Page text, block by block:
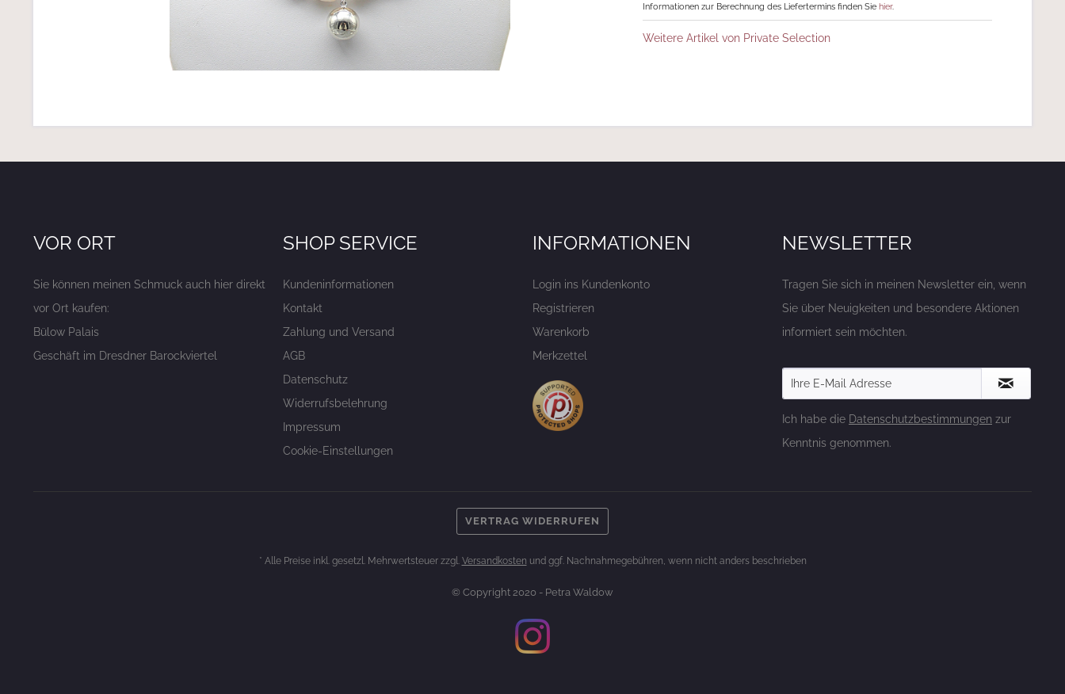
Informationen zur Berechnung des Liefertermins finden Siehier.
Weitere Artikel von Private Selection
VOR ORT
Sie können meinen Schmuck auch hier direkt
vor Ort kaufen:
Bülow Palais
Geschäft im Dresdner Barockviertel
SHOP SERVICE
Kundeninformationen
Kontakt
Zahlung und Versand
AGB
Datenschutz
Widerrufsbelehrung
Impressum
Cookie-Einstellungen
INFORMATIONEN
Login ins Kundenkonto
Registrieren
Warenkorb
Merkzettel
NEWSLETTER
Tragen Sie sich in meinen Newsletter ein, wenn
Sie über Neuigkeiten und besondere Aktionen
informiert sein möchten.
Ich habe die Datenschutzbestimmungen zur
Kenntnis genommen.
VERTRAG WIDERRUFEN
* Alle Preise inkl. gesetzl. Mehrwertsteuer zzgl. Versandkosten und ggf. Nachnahmegebühren, wenn nicht anders beschrieben
© Copyright 2020 - Petra Waldow